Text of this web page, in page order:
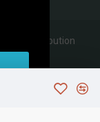
Distribution